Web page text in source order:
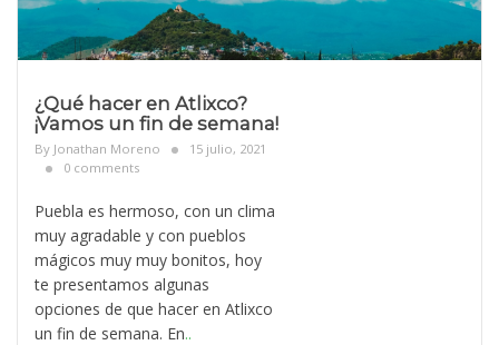
¿Qué hacer en Atlixco?
¡Vamos un fin de semana!
By Jonathan Moreno
15 julio, 2021
0 comments
Puebla es hermoso, con un clima
muy agradable y con pueblos
mágicos muy muy bonitos, hoy
te presentamos algunas
opciones de que hacer en Atlixco
un fin de semana. En..